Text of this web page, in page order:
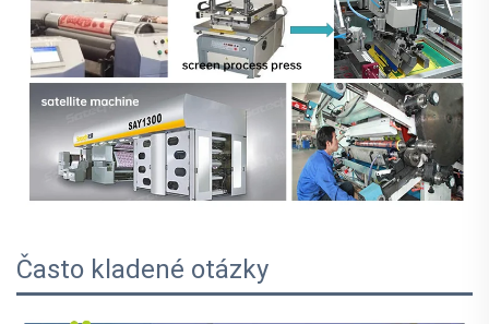
Často kladené otázky